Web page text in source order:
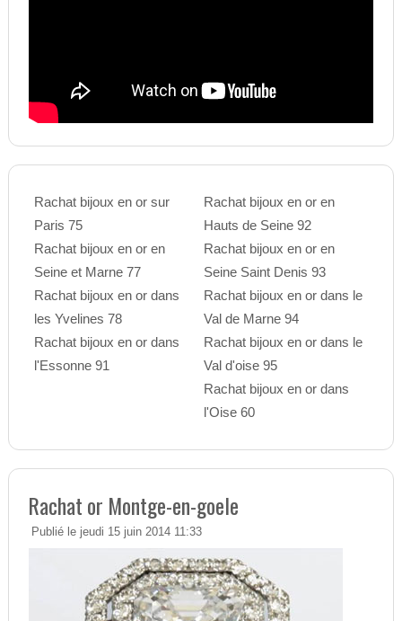
Rachat bijoux en or sur
Paris 75
Rachat bijoux en or en
Seine et Marne 77
Rachat bijoux en or dans
les Yvelines 78
Rachat bijoux en or dans
l'Essonne 91
Rachat bijoux en or en
Hauts de Seine 92
Rachat bijoux en or en
Seine Saint Denis 93
Rachat bijoux en or dans le
Val de Marne 94
Rachat bijoux en or dans le
Val d'oise 95
Rachat bijoux en or dans
l'Oise 60
Rachat or Montge-en-goele
Publié le jeudi 15 juin 2014 11:33